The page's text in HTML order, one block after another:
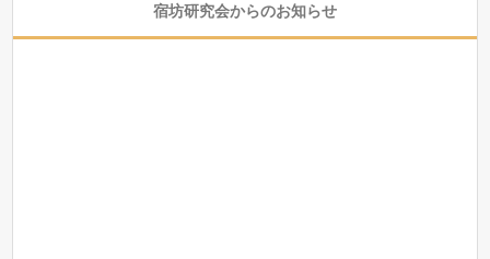
宿坊研究会からのお知らせ